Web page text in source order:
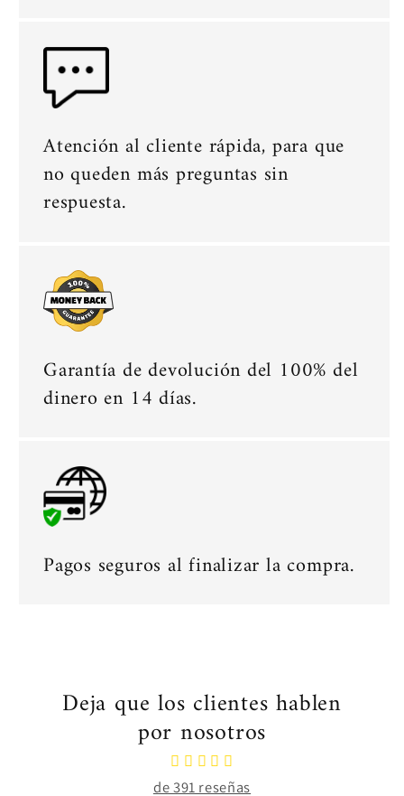
Atención al cliente rápida, para que
no queden más preguntas sin
respuesta.
Garantía de devolución del 100% del
dinero en 14 días.
Pagos seguros al finalizar la compra.
Deja que los clientes hablen
por nosotros
de 391 reseñas